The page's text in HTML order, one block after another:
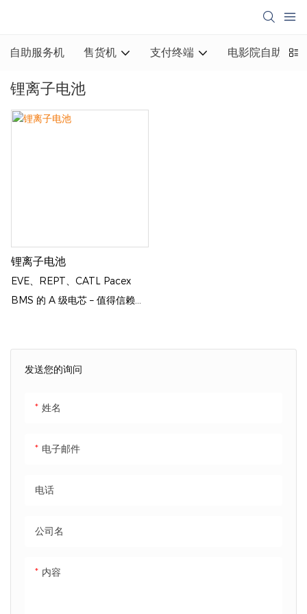
自助服务机 售货机 支付终端 电影院自助取票
锂离子电池
发送您的询问
姓名
电子邮件
电话
公司名
内容
锂离子电池
EVE、REPT、CATL Pacex
BMS 的 A 级电芯 – 值得信赖的